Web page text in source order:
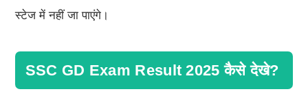
स्टेज में नहीं जा पाएंगे।
SSC GD Exam Result 2025 कैसे देखे?